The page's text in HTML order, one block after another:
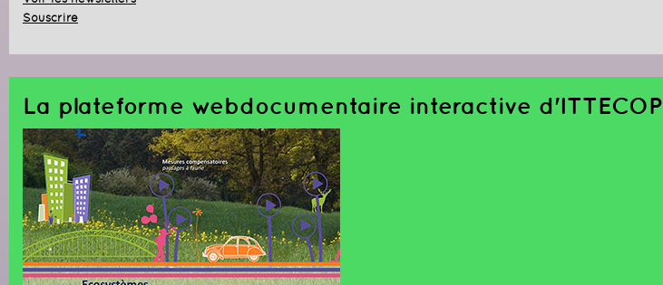
Souscrire
La plateforme webdocumentaire interactive d'ITTECOP